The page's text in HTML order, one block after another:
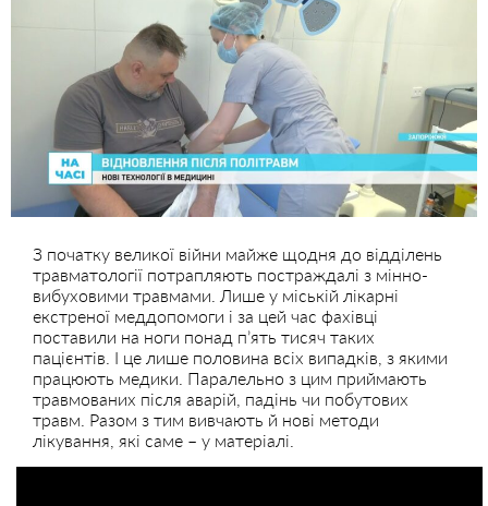
З початку великої війни майже щодня до відділень
травматології потрапляють постраждалі з мінно-
вибуховими травмами. Лише у міській лікарні
екстреної меддопомоги і за цей час фахівці
поставили на ноги понад п’ять тисяч таких
пацієнтів. І це лише половина всіх випадків, з якими
працюють медики. Паралельно з цим приймають
травмованих після аварій, падінь чи побутових
травм. Разом з тим вивчають й нові методи
лікування, які саме – у матеріалі.